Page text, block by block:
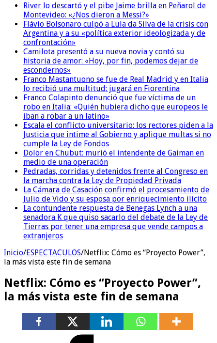
River lo descartó y el pibe Jaime brilla en Peñarol de
Montevideo: «¿Nos dieron a Messi?»
Flávio Bolsonaro culpó a Lula da Silva de la crisis con
Argentina y a su «política exterior ideologizada y de
confrontación»
Camilota presentó a su nueva novia y contó su
historia de amor: «Hoy, por fin, podemos dejar de
escondernos»
Franco Mastantuono se fue de Real Madrid y en Italia
lo recibió una multitud: jugará en Fiorentina
Franco Colapinto denunció que fue víctima de un
robo en Italia: «Quién hubiera dicho que europeos le
iban a robar a un latino»
Escala el conflicto universitario: los rectores piden a la
Justicia que intime al Gobierno y aplique multas si no
cumple la Ley de Fondos
Dolor en Chubut: murió el intendente de Gaiman en
medio de una operación
Pedradas, corridas y detenidos frente al Congreso en
la marcha contra la Ley de Propiedad Privada
La Cámara de Casación confirmó el procesamiento de
Julio de Vido y su esposa por enriquecimiento ilícito
La contundente respuesta de Benegas Lynch a una
senadora K que quiso sacarlo del debate de la Ley de
Tierras por tener una empresa que vende campos a
extranjeros
Inicio/ESPECTACULOS/Netflix: Cómo es “Proyecto Power”,
la más vista este fin de semana
Netflix: Cómo es “Proyecto Power”,
la más vista este fin de semana